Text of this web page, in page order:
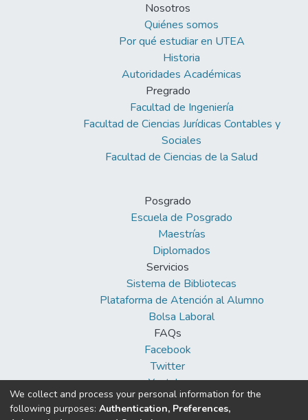
Nosotros
Quiénes somos
Por qué estudiar en UTEA
Historia
Autoridades Académicas
Pregrado
Facultad de Ingeniería
Facultad de Ciencias Jurídicas Contables y
Sociales
Facultad de Ciencias de la Salud
Posgrado
Escuela de Posgrado
Maestrías
Diplomados
Servicios
Sistema de Bibliotecas
Plataforma de Atención al Alumno
Bolsa Laboral
FAQs
Facebook
Twitter
Youtube
We collect and process your personal information for the
following purposes: Authentication, Preferences,